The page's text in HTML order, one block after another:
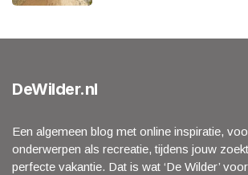
DeWilder.nl
Een algemeen blog met online inspiratie,
onderwerpen als recreatie, tijdens jouw
perfecte vakantie. Dat is wat ‘De Wilder’